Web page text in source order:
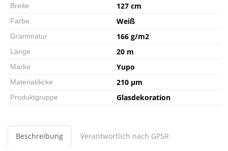
Breite 127 cm
Farbe Weiß
Grammatur 166 g/m2
Länge 20 m
Marke Yupo
Materialdicke 210 µm
Produktgruppe Glasdekoration
Beschreibung Verantwortlich nach GPSR